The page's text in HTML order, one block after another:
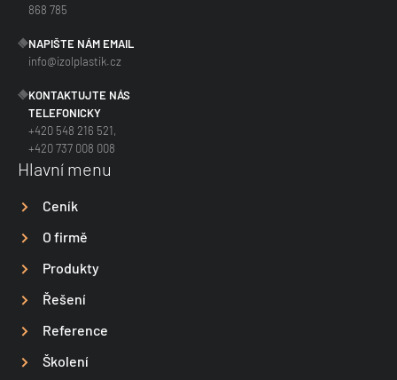
868 785
NAPIŠTE NÁM EMAIL
info@izolplastik.cz
KONTAKTUJTE NÁS
TELEFONICKY
+420 548 216 521,
+420 737 008 008
Hlavní menu
Ceník
O firmě
Produkty
Řešení
Reference
Školení